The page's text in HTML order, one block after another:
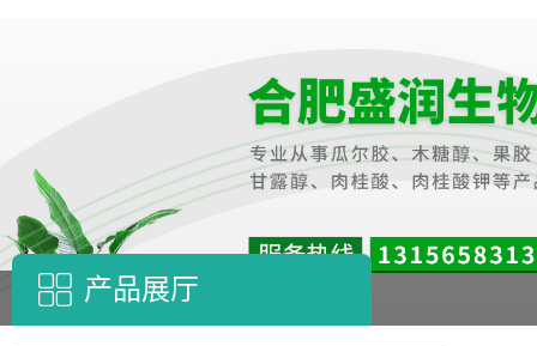
产品展厅